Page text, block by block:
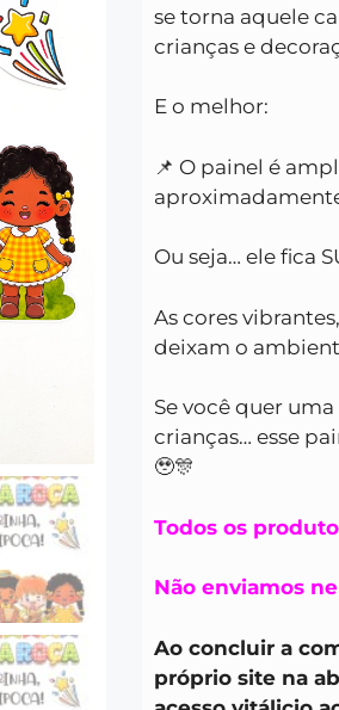
se torna aquele
crianças e
E o melhor:
📌 O painel é
aproximadamente
Ou seja… ele fica
As cores
deixam o
Se você quer
crianças… esse
🥹🎊
Todos os
Não enviamos
Ao concluir a
próprio site na